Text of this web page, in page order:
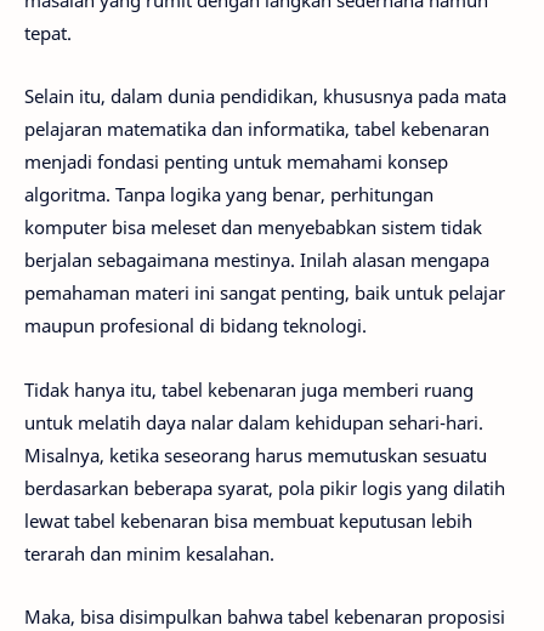
tepat.
Selain itu, dalam dunia pendidikan, khususnya pada mata
pelajaran matematika dan informatika, tabel kebenaran
menjadi fondasi penting untuk memahami konsep
algoritma. Tanpa logika yang benar, perhitungan
komputer bisa meleset dan menyebabkan sistem tidak
berjalan sebagaimana mestinya. Inilah alasan mengapa
pemahaman materi ini sangat penting, baik untuk pelajar
maupun profesional di bidang teknologi.
Tidak hanya itu, tabel kebenaran juga memberi ruang
untuk melatih daya nalar dalam kehidupan sehari-hari.
Misalnya, ketika seseorang harus memutuskan sesuatu
berdasarkan beberapa syarat, pola pikir logis yang dilatih
lewat tabel kebenaran bisa membuat keputusan lebih
terarah dan minim kesalahan.
Maka, bisa disimpulkan bahwa tabel kebenaran proposisi